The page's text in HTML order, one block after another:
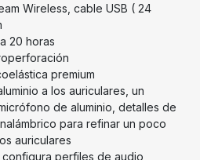
Wireless, cable USB ( 24
20 horas
premium
a los auriculares, un
de aluminio, detalles de
para refinar un poco
auriculares
configura perfiles de audio